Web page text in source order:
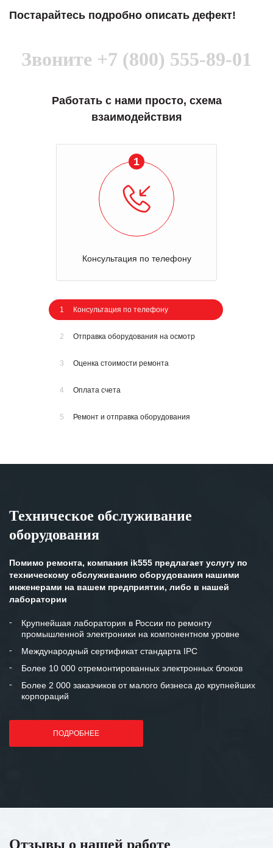
Постарайтесь подробно описать дефект!
Звоните +7 (800) 555-89-01
Работать с нами просто, схема
взаимодействия
1
Консультация по телефону
1 Консультация по телефону
2 Отправка оборудования на осмотр
3 Оценка стоимости ремонта
4 Оплата счета
5 Ремонт и отправка оборудования
Техническое обслуживание
оборудования
Помимо ремонта, компания ik555 предлагает услугу по
техническому обслуживанию оборудования нашими
инженерами на вашем предприятии, либо в нашей
лаборатории
Крупнейшая лаборатория в России по ремонту
промышленной электроники на компонентном уровне
Международный сертификат стандарта IPC
Более 10 000 отремонтированных электронных блоков
Более 2 000 заказчиков от малого бизнеса до крупнейших
корпораций
ПОДРОБНЕЕ
Отзывы о нашей работе